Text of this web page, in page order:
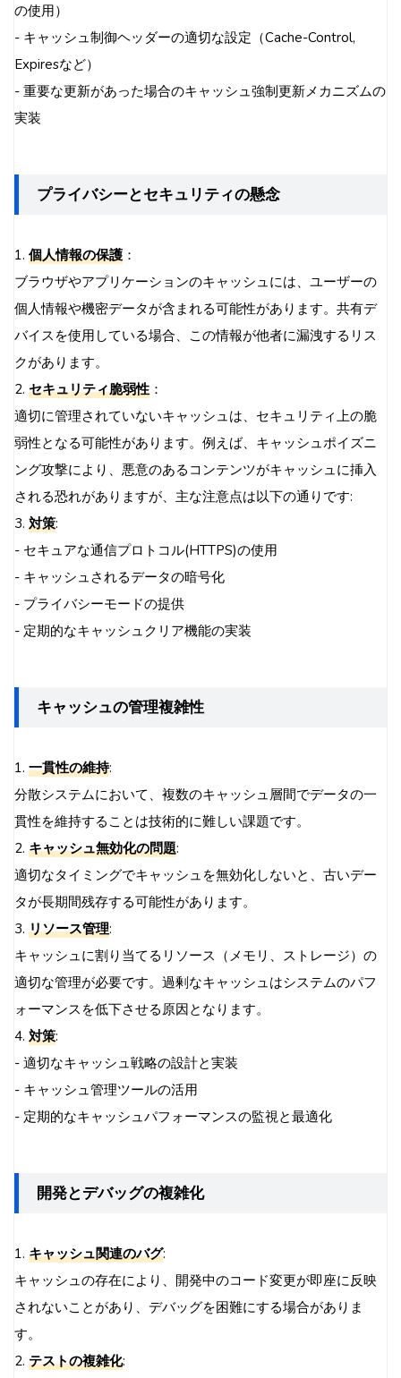
の使用）
- キャッシュ制御ヘッダーの適切な設定（Cache-Control,
Expiresなど）
- 重要な更新があった場合のキャッシュ強制更新メカニズムの
実装
プライバシーとセキュリティの懸念
1. 個人情報の保護 ：
ブラウザやアプリケーションのキャッシュには、ユーザーの
個人情報や機密データが含まれる可能性があります。共有デ
バイスを使用している場合、この情報が他者に漏洩するリス
クがあります。
2. セキュリティ脆弱性：
適切に管理されていないキャッシュは、セキュリティ上の脆
弱性となる可能性があります。例えば、キャッシュポイズニ
ング攻撃により、悪意のあるコンテンツがキャッシュに挿入
される恐れがありますが、主な注意点は以下の通りです:
3. 対策:
- セキュアな通信プロトコル(HTTPS)の使用
- キャッシュされるデータの暗号化
- プライバシーモードの提供
- 定期的なキャッシュクリア機能の実装
キャッシュの管理複雑性
1. 一貫性の維持:
分散システムにおいて、複数のキャッシュ層間でデータの一
貫性を維持することは技術的に難しい課題です。
2. キャッシュ無効化の問題:
適切なタイミングでキャッシュを無効化しないと、古いデー
タが長期間残存する可能性があります。
3. リソース管理:
キャッシュに割り当てるリソース（メモリ、ストレージ）の
適切な管理が必要です。過剰なキャッシュはシステムのパフ
ォーマンスを低下させる原因となります。
4. 対策:
- 適切なキャッシュ戦略の設計と実装
- キャッシュ管理ツールの活用
- 定期的なキャッシュパフォーマンスの監視と最適化
開発とデバッグの複雑化
1. キャッシュ関連のバグ:
キャッシュの存在により、開発中のコード変更が即座に反映
されないことがあり、デバッグを困難にする場合がありま
す。
2. テストの複雑化: